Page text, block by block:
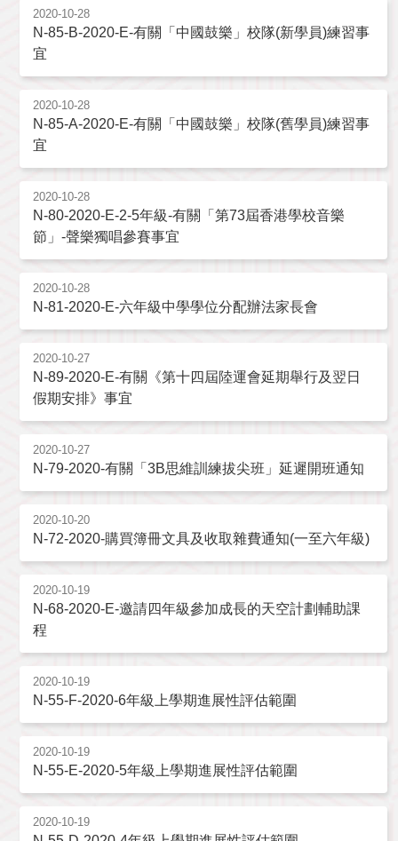
2020-10-28
N-85-B-2020-E-有關「中國鼓樂」校隊(新學員)練習事
宜
2020-10-28
N-85-A-2020-E-有關「中國鼓樂」校隊(舊學員)練習事
宜
2020-10-28
N-80-2020-E-2-5年級-有關「第73屆香港學校音樂
節」-聲樂獨唱參賽事宜
2020-10-28
N-81-2020-E-六年級中學學位分配辦法家長會
2020-10-27
N-89-2020-E-有關《第十四屆陸運會延期舉行及翌日
假期安排》事宜
2020-10-27
N-79-2020-有關「3B思維訓練拔尖班」延遲開班通知
2020-10-20
N-72-2020-購買簿冊文具及收取雜費通知(一至六年級)
2020-10-19
N-68-2020-E-邀請四年級參加成長的天空計劃輔助課
程
2020-10-19
N-55-F-2020-6年級上學期進展性評估範圍
2020-10-19
N-55-E-2020-5年級上學期進展性評估範圍
2020-10-19